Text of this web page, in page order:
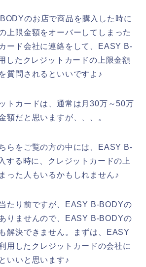
のお店で商品を購入した時に
上限金額をオーバーしてしまった
ード会社に連絡をして、EASY B-
したクレジットカードの上限金額
質問されるといいですよ♪
トカードは、通常は月30万～50万
額だと思いますが、、、。
らをご覧の方の中には、EASY B-
する時に、クレジットカードの上
った人もいるかもしれません♪
たり前ですが、EASY B-BODYの
りませんので、EASY B-BODYの
解決できません。まずは、EASY
用したクレジットカードの会社に
いいと思います♪